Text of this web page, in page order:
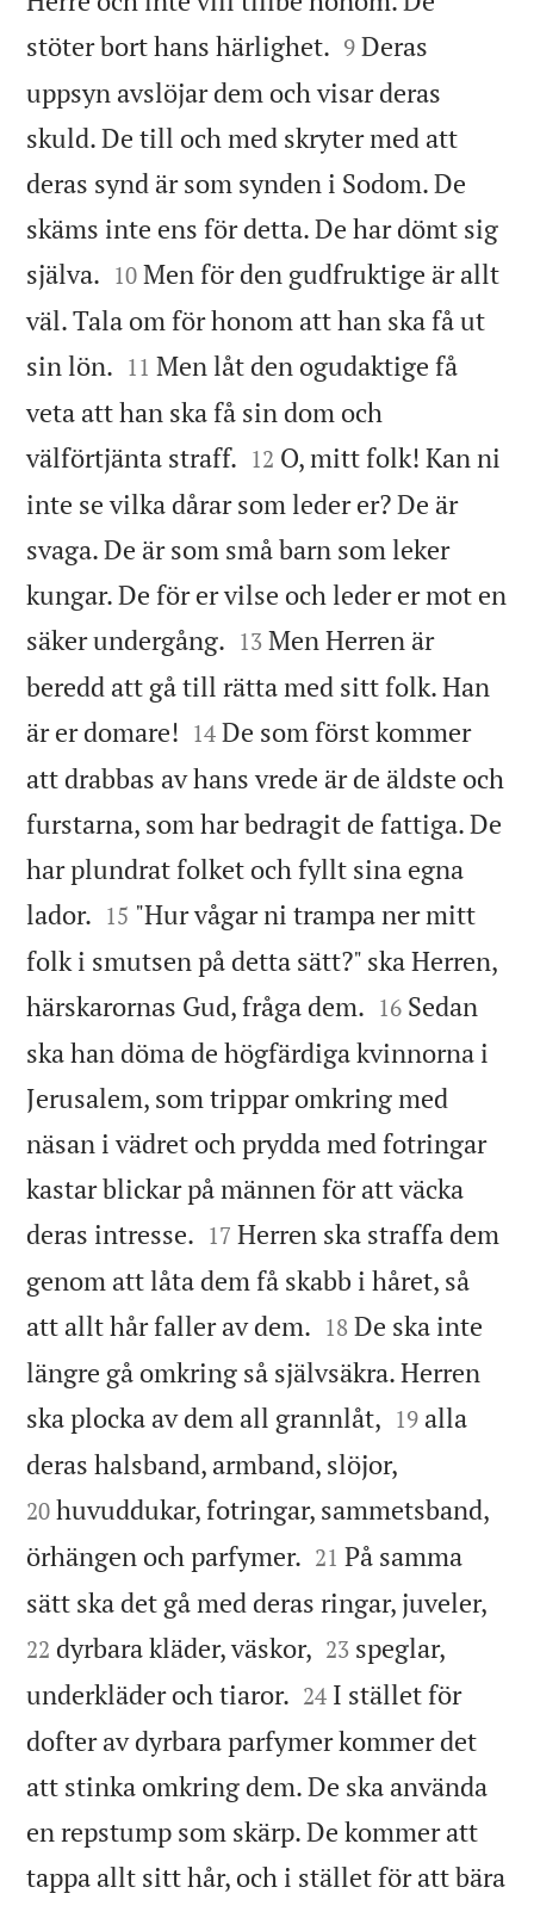
stöter bort hans härlighet. 

9 Deras
uppsyn avslöjar dem och visar deras
skuld. De till och med skryter med att
deras synd är som synden i Sodom. De
skäms inte ens för detta. De har dömt sig
själva. 

10 Men för den gudfruktige är allt
väl. Tala om för honom att han ska få ut
sin lön. 

11 Men låt den ogudaktige få
veta att han ska få sin dom och
välförtjänta straff. 

12 O, mitt folk! Kan ni
inte se vilka dårar som leder er? De är
svaga. De är som små barn som leker
kungar. De för er vilse och leder er mot en
säker undergång. 

13 Men Herren är
beredd att gå till rätta med sitt folk. Han
är er domare! 

14 De som först kommer
att drabbas av hans vrede är de äldste och
furstarna, som har bedragit de fattiga. De
har plundrat folket och fyllt sina egna
lador. 

15 "Hur vågar ni trampa ner mitt
folk i smutsen på detta sätt?" ska Herren,
härskarornas Gud, fråga dem. 

16 Sedan
ska han döma de högfärdiga kvinnorna i
Jerusalem, som trippar omkring med
näsan i vädret och prydda med fotringar
kastar blickar på männen för att väcka
deras intresse. 

17 Herren ska straffa dem
genom att låta dem få skabb i håret, så
att allt hår faller av dem. 

18 De ska inte
längre gå omkring så självsäkra. Herren
ska plocka av dem all grannlåt, 

19 alla
deras halsband, armband, slöjor,
20 huvuddukar, fotringar, sammetsband,
örhängen och parfymer. 

21 På samma
sätt ska det gå med deras ringar, juveler,
22 dyrbara kläder, väskor, 

23 speglar,
underkläder och tiaror. 

24 I stället för
dofter av dyrbara parfymer kommer det
att stinka omkring dem. De ska använda
en repstump som skärp. De kommer att
tappa allt sitt hår, och i stället för att bära